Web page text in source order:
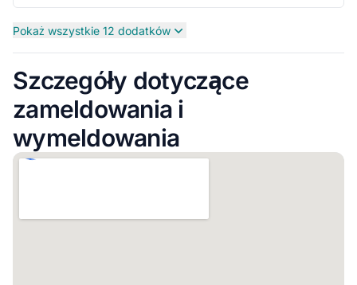
Pokaż wszystkie 12 dodatków
Szczegóły dotyczące
zameldowania i
wymeldowania